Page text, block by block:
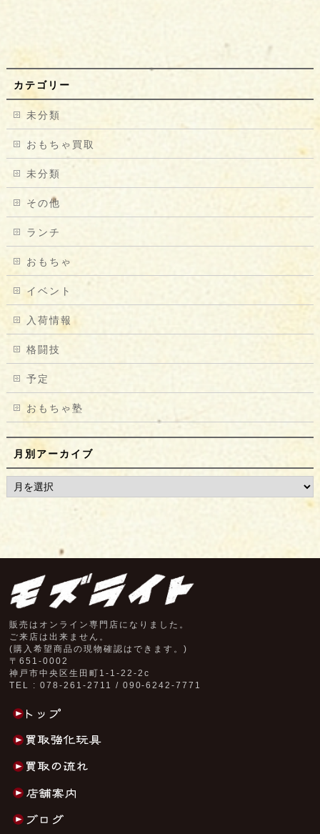
カテゴリー
未分類
おもちゃ買取
未分類
その他
ランチ
おもちゃ
イベント
入荷情報
格闘技
予定
おもちゃ塾
月別アーカイブ
販売はオンライン専門店になりました。
ご来店は出来ません。
(購入希望商品の現物確認はできます。)
〒651-0002
神戸市中央区生田町1-1-22-2c
TEL : 078-261-2711 / 090-6242-7771